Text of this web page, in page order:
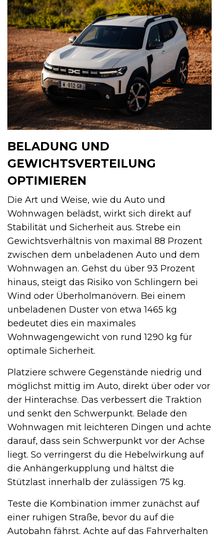
BELADUNG UND
GEWICHTSVERTEILUNG
OPTIMIEREN
Die Art und Weise, wie du Auto und
Wohnwagen belädst, wirkt sich direkt auf
Stabilität und Sicherheit aus. Strebe ein
Gewichtsverhältnis von maximal 88 Prozent
zwischen dem unbeladenen Auto und dem
Wohnwagen an. Gehst du über 93 Prozent
hinaus, steigt das Risiko von Schlingern bei
Wind oder Überholmanövern. Bei einem
unbeladenen Duster von etwa 1465 kg
bedeutet dies ein maximales
Wohnwagengewicht von rund 1290 kg für
optimale Sicherheit.
Platziere schwere Gegenstände niedrig und
möglichst mittig im Auto, direkt über oder vor
der Hinterachse. Das verbessert die Traktion
und senkt den Schwerpunkt. Belade den
Wohnwagen mit leichteren Dingen und achte
darauf, dass sein Schwerpunkt vor der Achse
liegt. So verringerst du die Hebelwirkung auf
die Anhängerkupplung und hältst die
Stützlast innerhalb der zulässigen 75 kg.
Teste die Kombination immer zunächst auf
einer ruhigen Straße, bevor du auf die
Autobahn fährst. Achte auf das Fahrverhalten